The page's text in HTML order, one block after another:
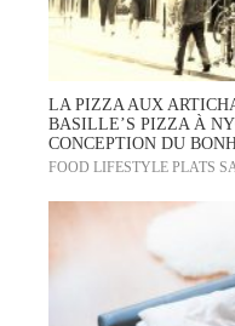
LA PIZZA AUX
BASILLE’S PIZZA À
CONCEPTION DU
FOOD LIFESTYLE PLATS